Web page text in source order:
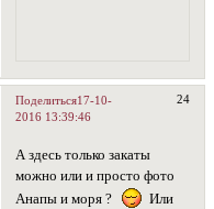
Поделиться 24
17-10-
2016 13:39:46
А здесь только закаты
можно или и просто фото
Анапы и моря ?
Или